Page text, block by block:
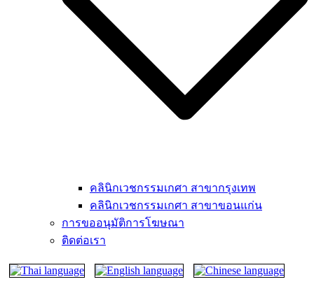
คลินิกเวชกรรมเกศา สาขากรุงเทพ
คลินิกเวชกรรมเกศา สาขาขอนแก่น
การขออนุมัติการโฆษณา
ติดต่อเรา